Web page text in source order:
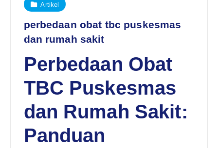
Artikel
perbedaan obat tbc puskesmas
dan rumah sakit
Perbedaan Obat
TBC Puskesmas
dan Rumah Sakit:
Panduan